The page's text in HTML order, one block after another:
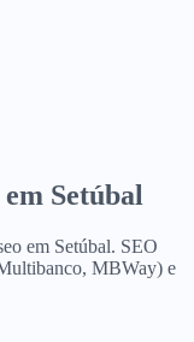
em Setúbal
em Setúbal. SEO
MBWay) e